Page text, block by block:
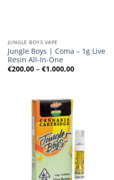
JUNGLE BOYS VAPE
Jungle Boys | Coma – 1g Live
Resin All-In-One
€200,00 – €1.000,00Preisspanne: